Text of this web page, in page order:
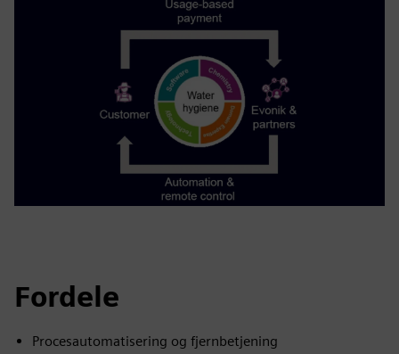
Fordele
Procesautomatisering og fjernbetjening